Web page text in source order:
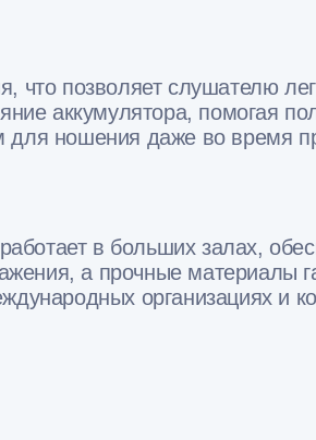
что позволяет слушателю
аккумулятора, помогая
ношения даже во время
в больших залах,
а прочные материалы
организациях и